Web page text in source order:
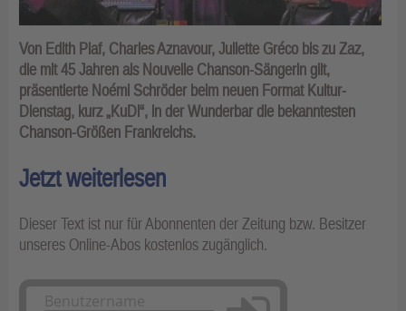
Von Edith Piaf, Charles Aznavour, Juliette Gréco bis zu Zaz,
die mit 45 Jahren als Nouvelle Chanson-Sängerin gilt,
präsentierte Noémi Schröder beim neuen Format Kultur-
Dienstag, kurz „KuDi“, in der Wunderbar die bekanntesten
Chanson-Größen Frankreichs.
Jetzt weiterlesen
Dieser Text ist nur für Abonnenten der Zeitung bzw. Besitzer
unseres Online-Abos kostenlos zugänglich.
Anmelden